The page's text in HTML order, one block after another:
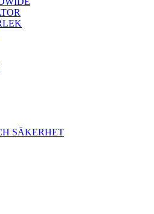
SÄKERHET